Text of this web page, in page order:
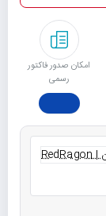
امکان صدور فاکتور
رسمی